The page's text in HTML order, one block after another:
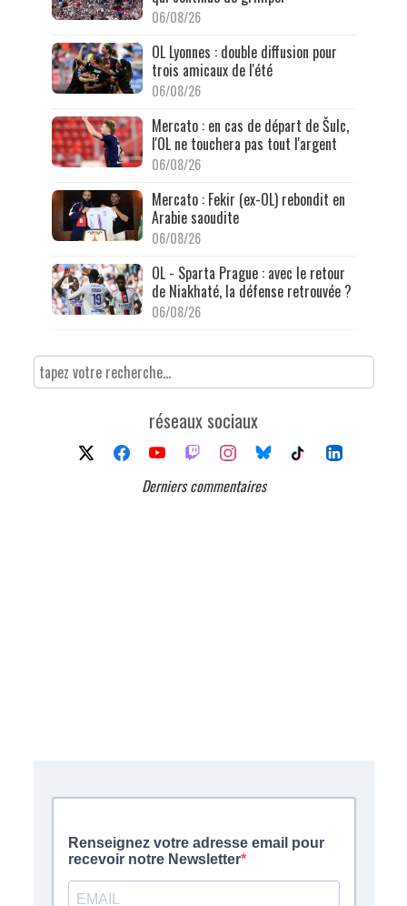
06/08/26
OL Lyonnes : double diffusion pour
trois amicaux de l'été
06/08/26
Mercato : en cas de départ de Šulc,
l'OL ne touchera pas tout l'argent
06/08/26
Mercato : Fekir (ex-OL) rebondit en
Arabie saoudite
06/08/26
OL - Sparta Prague : avec le retour
de Niakhaté, la défense retrouvée ?
06/08/26
réseaux sociaux
Derniers commentaires